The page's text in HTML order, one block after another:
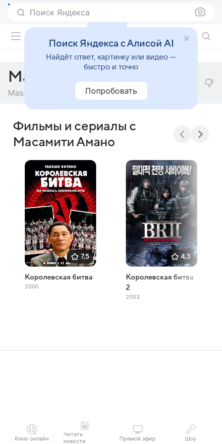
Поиск Яндекса
Масамити Амано
Masamichi Amano
Фильмы и сериалы с
Масамити Амано
7,5
Королевская битва
2000
4,3
Королевская битва
2
2003
Кино онлайн
Читать
новости
Прямой эфир Шоу
Поиск Яндекса с Алисой AI
Найдёт ответ, картинку или видео —
быстро и точно
Попробовать